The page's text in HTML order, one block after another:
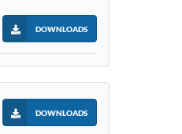
DOWNLOADS
DOWNLOADS